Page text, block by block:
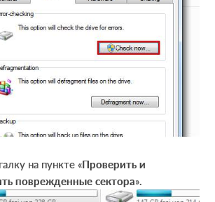
на пункте «Проверить и
поврежденные сектора».